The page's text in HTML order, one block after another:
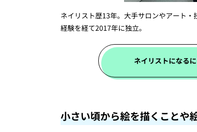
ネイリスト歴13年。大手サロンやアート
経験を経て2017年に独立。
ネイリストになる
小さい頃から絵を描くことや